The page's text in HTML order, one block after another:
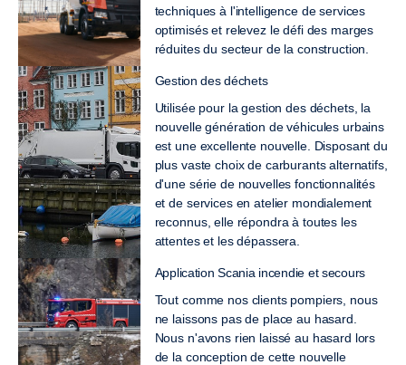
techniques à l'intelligence de services
optimisés et relevez le défi des marges
réduites du secteur de la construction.
Gestion des déchets
Utilisée pour la gestion des déchets, la
nouvelle génération de véhicules urbains
est une excellente nouvelle. Disposant du
plus vaste choix de carburants alternatifs,
d'une série de nouvelles fonctionnalités
et de services en atelier mondialement
reconnus, elle répondra à toutes les
attentes et les dépassera.
Application Scania incendie et secours
Tout comme nos clients pompiers, nous
ne laissons pas de place au hasard.
Nous n'avons rien laissé au hasard lors
de la conception de cette nouvelle